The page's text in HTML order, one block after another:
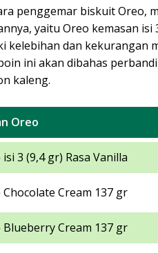
penggemar biskuit Oreo,
yaitu Oreo kemasan
kelebihan dan kekurangan
ini akan dibahas
kaleng.
Oreo
3 (9,4 gr) Rasa Vanilla
Chocolate Cream 137 gr
Blueberry Cream 137 gr